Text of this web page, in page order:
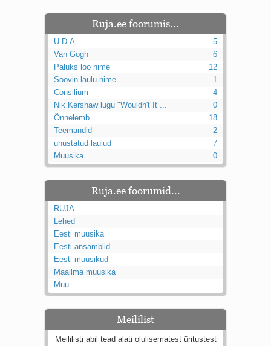
Ruja.ee foorumis...
U.D.A.
5
Van Gogh
6
Paluks loo nime
12
Soovin laulu nime
1
Consilium
4
Nik Kershaw lugu "Wouldn't It ...
0
Õnnelemb
18
Teemandid
2
unustatud laulud
7
Muusika
0
Ruja.ee foorumid...
RUJA
Lehed
Eesti muusika
Eesti ansamblid
Eesti muusikud
Maailma muusika
Muu
Meililist
Meililisti abil tead alati olulisematest üritustest